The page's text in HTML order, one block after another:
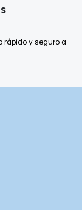
rápido y seguro a